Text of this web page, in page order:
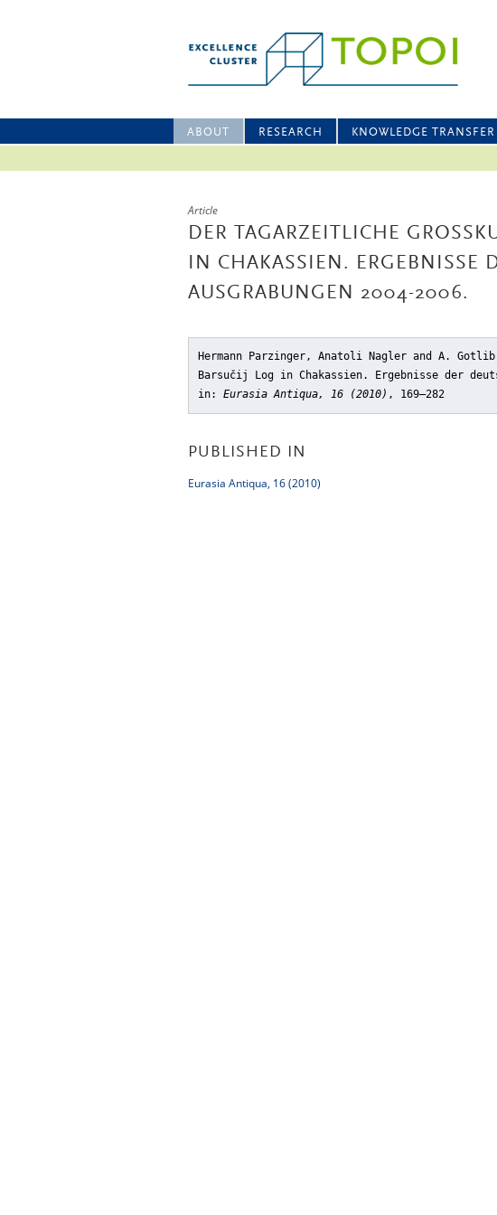
ABOUT RESEARCH KNOWLEDGE TRANSFER
Article
DER TAGARZEITLICHE
N CHAKASSIEN. ERGEBNISSE
USGRABUNGEN 2004-2006.
Hermann Parzinger, Anatoli Nagler and A.
Barsučij Log in Chakassien. Ergebnisse der
in: Eurasia Antiqua, 16 (2010) , 169–282
PUBLISHED IN
Eurasia Antiqua, 16 (2010)